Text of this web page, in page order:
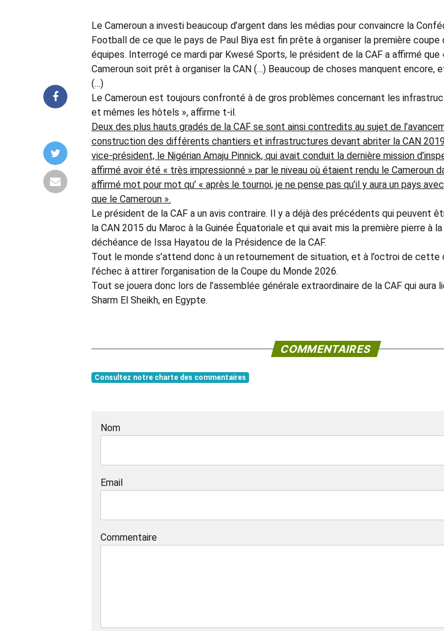
Le Cameroun a investi beaucoup d’argent dans les médias pour convaincre la
Football de ce que le pays de Paul Biya est fin prête à organiser la première coupe
équipes. Interrogé ce mardi par Kwesé Sports, le président de la CAF a affirmé que
Cameroun soit prêt à organiser la CAN (…) Beaucoup de choses manquent
(…)
Le Cameroun est toujours confronté à de gros problèmes concernant les
et mêmes les hôtels », affirme t-il.
Deux des plus hauts gradés de la CAF se sont ainsi contredits au sujet de
construction des différents chantiers et infrastructures devant abriter la CAN 2019
vice-président, le Nigérian Amaju Pinnick, qui avait conduit la dernière mission
affirmé avoir été « très impressionné » par le niveau où étaient rendu le Cameroun
affirmé mot pour mot qu’ « après le tournoi, je ne pense pas qu’il y aura un pays
que le Cameroun ».
Le président de la CAF a un avis contraire. Il y a déjà des précédents qui peuvent
la CAN 2015 du Maroc à la Guinée Équatoriale et qui avait mis la première pierre à
déchéance de Issa Hayatou de la Présidence de la CAF.
Tout le monde s’attend donc à un retournement de situation, et à l’octroi de cette
l’échec à attirer l’organisation de la Coupe du Monde 2026.
Tout se jouera donc lors de l’assemblée générale extraordinaire de la CAF qui aura
Sharm El Sheikh, en Egypte.
COMMENTAIRES
Consultez notre charte des commentaires
Nom
Email
Commentaire